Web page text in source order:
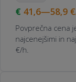
41,6—58,9
Povprečna cena
najcenejšimi in
€/h.